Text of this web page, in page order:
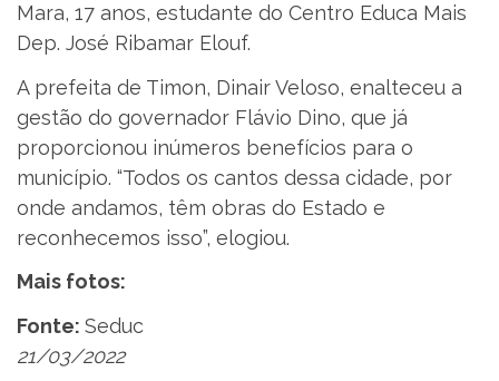
Mara, 17 anos, estudante do Centro Educa Mais
Dep. José Ribamar Elouf.
A prefeita de Timon, Dinair Veloso, enalteceu a
gestão do governador Flávio Dino, que já
proporcionou inúmeros benefícios para o
município. “Todos os cantos dessa cidade, por
onde andamos, têm obras do Estado e
reconhecemos isso”, elogiou.
Mais fotos:
Fonte: Seduc
21/03/2022